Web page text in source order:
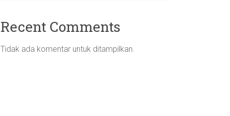
Recent Comments
Tidak ada komentar untuk ditampilkan.